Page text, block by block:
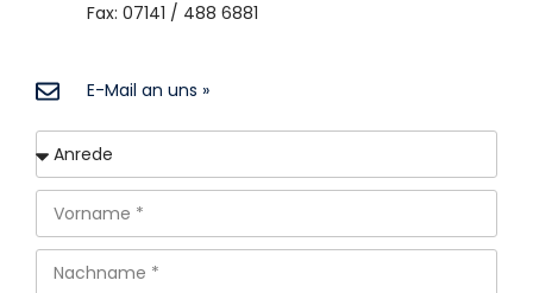
Fax: 07141 / 488 6881
E-Mail an uns »